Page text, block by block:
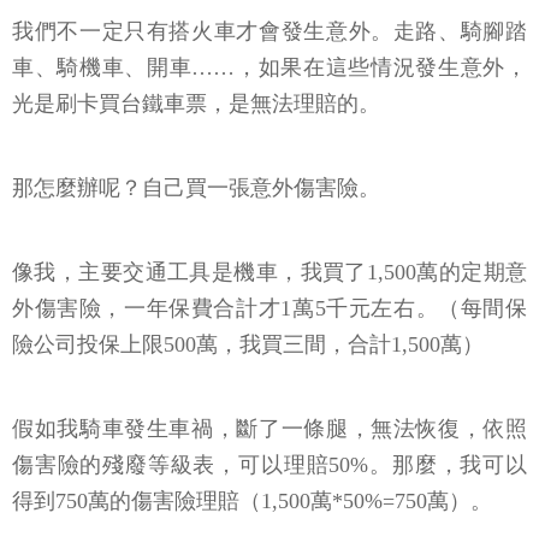
我們不一定只有搭火車才會發生意外。走路、騎腳踏
車、騎機車、開車……，如果在這些情況發生意外，
光是刷卡買台鐵車票，是無法理賠的。
那怎麼辦呢？自己買一張意外傷害險。
像我，主要交通工具是機車，我買了1,500萬的定期意
外傷害險，一年保費合計才1萬5千元左右。（每間保
險公司投保上限500萬，我買三間，合計1,500萬）
假如我騎車發生車禍，斷了一條腿，無法恢復，依照
傷害險的殘廢等級表，可以理賠50%。那麼，我可以
得到750萬的傷害險理賠（1,500萬*50%=750萬）。